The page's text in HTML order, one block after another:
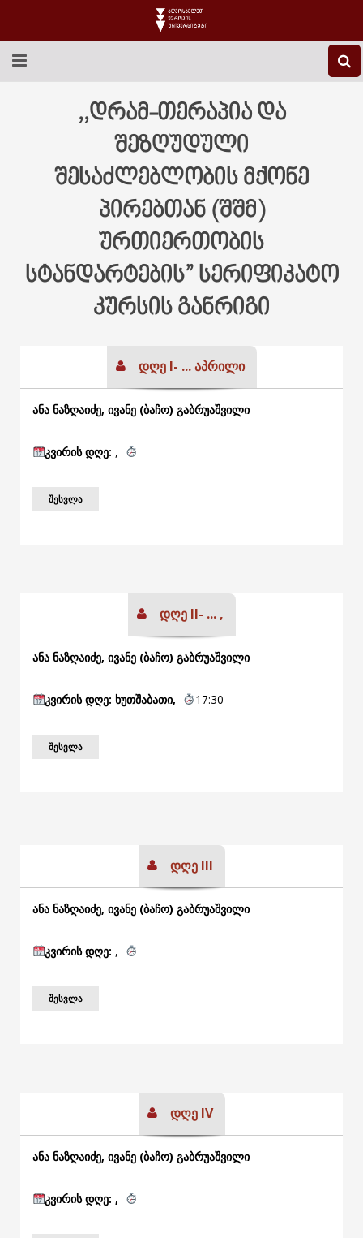
ᲡᲐᲔᲠᲗᲐᲨᲝᲠᲘᲡᲝ
ᲡᲢᲣᲓᲔᲜᲢᲣᲠᲘ ᲪᲮᲝᲕᲠᲔᲑᲐ
,,დრამ-თერაპია და
შეზღუდული
შესაძლებლობის მქონე
პირებთან (შშმ)
ურთიერთობის
სტანდარტების” სერიფიკატო
კურსის განრიგი
დღე I- ... აპრილი
ანა ნაზღაიძე, ივანე (ბაჩო) გაბრუაშვილი
კვირის დღე: ,
ᲨᲔᲡᲕᲚᲐ
დღე II- ... ,
ანა ნაზღაიძე, ივანე (ბაჩო) გაბრუაშვილი
კვირის დღე: ხუთშაბათი, 17:30
ᲨᲔᲡᲕᲚᲐ
დღე III
ანა ნაზღაიძე, ივანე (ბაჩო) გაბრუაშვილი
კვირის დღე: ,
ᲨᲔᲡᲕᲚᲐ
დღე IV
ანა ნაზღაიძე, ივანე (ბაჩო) გაბრუაშვილი
კვირის დღე: ,